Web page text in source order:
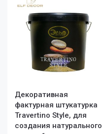
Декоративная
фактурная штукатурка
Travertino Style, для
создания натурального